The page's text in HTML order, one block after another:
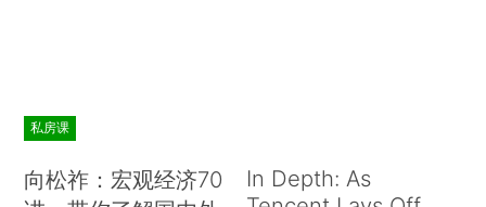
私房课
向松祚：宏观经济70
In Depth: As